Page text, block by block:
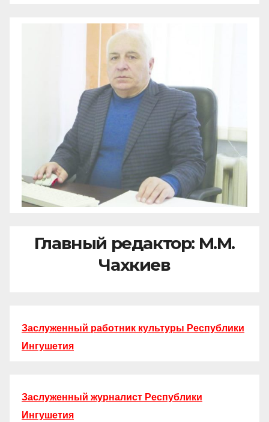
Главный редактор: М.М.
Чахкиев
Заслуженный работник культуры Республики
Ингушетия
Заслуженный журналист Республики
Ингушетия